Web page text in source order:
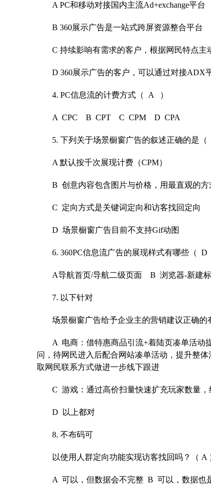
A PC和移动对接国内主流Ad+exchange平台
B 360展示广告是一站式跨屏资源整合平台
C 持续影响有需求的客户，根据网民特点主
D 360展示广告的客户，可以通过对接ADX
4. PC信息流的计费方式（ A ）
A CPC B CPT C CPM D CPA
5. 下列关于场景橱窗广告的叙述正确的是（
A 默认按千次展现计费（CPM）
B 创意内容包含图片与价格，用最直观的
C 定向方式是关键词定向和访客找回定向
D 场景橱窗广告目前不支持Gif动图
6. 360PC信息流广告的展现样式有哪些（ D
A导航首页/导航二级页面 B 浏览器-新建
7. 以下针对
场景橱窗广告给予企业主的营销建议正确的
A 电商：借特惠商品引流+着陆页凑单活动
问，待网民进入后配合网站凑单活动，提升整
取网民联系方式做进一步线下跟进
C 游戏：通过高价扫量快速扩充玩家数量，
D 以上都对
8. 不布码可
以使用人群定向功能实现访客找回吗？（ A
A 可以，但数据会不完整 B 可以，数据也